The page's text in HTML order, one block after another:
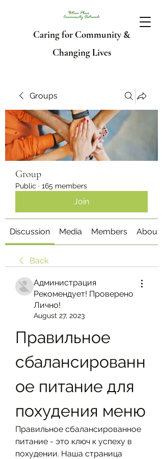
Caring for Community &
Changing Lives
Groups
Group
Public · 165 members
Join
Discussion Media Members About
Back
Администрация
Рекомендует! Проверено
Лично!
August 27, 2023
Правильное
сбалансированн
ое питание для
похудения меню
Правильное сбалансированное
питание - это ключ к успеху в
похудении. Наша страница